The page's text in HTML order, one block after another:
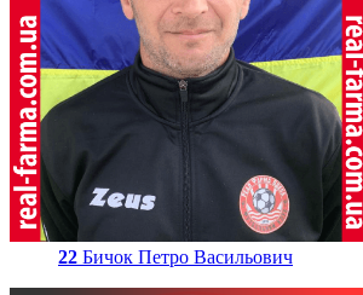
22 Бичок Петро Васильович